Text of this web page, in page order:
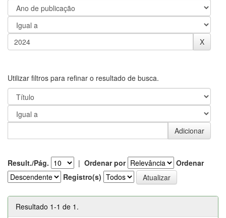
Utilizar filtros para refinar o resultado de busca.
Result./Pág. | Ordenar por
Ordenar
Registro(s)
Resultado 1-1 de 1.